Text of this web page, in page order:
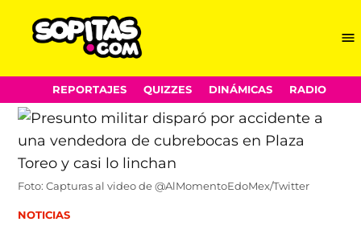
Skip
to
content
REPORTAJES QUIZZES DINÁMICAS RADIO
Foto: Capturas al video de @AlMomentoEdoMex/Twitter
POSTED
NOTICIAS